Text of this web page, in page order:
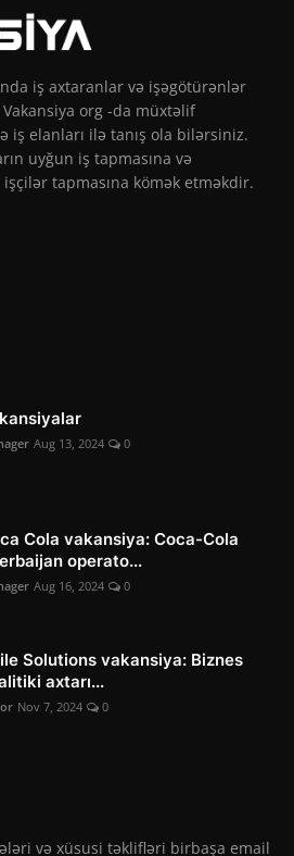
iş axtaranlar və işəgötürənlər
org -da müxtəlif
iş elanları ilə tanış ola bilərsiniz.
uyğun iş tapmasına və
tapmasına kömək etməkdir.
Aug 13, 2024 0
Cola vakansiya: Coca-Cola
operato...
Aug 16, 2024 0
Solutions vakansiya: Biznes
axtarı...
Nov 7, 2024 0
və xüsusi təklifləri birbaşa email